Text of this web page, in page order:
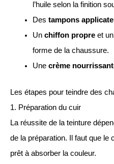
l’huile selon la finition
Des tampons
Un chiffon propreet un
forme de la chaussure.
Une crème
Les étapes pour teindre des
1. Préparation du cuir
La réussite de la teinture
de la préparation. Il faut que le
prêt à absorber la couleur.